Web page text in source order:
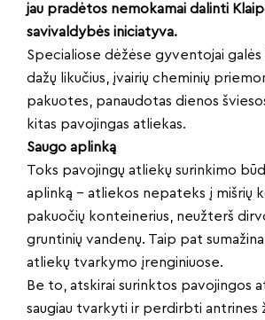
jau pradėtos nemokamai dalinti
savivaldybės iniciatyva.
Specialiose dėžėse gyventojai galės
dažų likučius, įvairių cheminių
pakuotes, panaudotas dienos
kitas pavojingas atliekas.
Saugo aplinką
Toks pavojingų atliekų surinkimo
aplinką – atliekos nepateks į mišrių
pakuočių konteinerius, neužterš
gruntinių vandenų. Taip pat
atliekų tvarkymo įrenginiuose.
Be to, atskirai surinktos pavojingos
saugiau tvarkyti ir perdirbti antrines